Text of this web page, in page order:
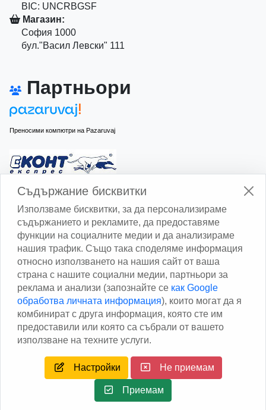
BIC: UNCRBGSF
Магазин:
София 1000
бул."Васил Левски" 111
Партньори
Преносими компютри на Pazaruvaj
Изчисли доставката с Еконт
Изчисли доставката със Спиди
Facebook
Съдържание бисквитки
Използваме бисквитки, за да персонализираме
съдържанието и рекламите, да предоставяме
функции на социалните медии и да анализираме
нашия трафик. Също така споделяме информация
относно използването на нашия сайт от ваша
страна с нашите социални медии, партньори за
реклама и анализи (запознайте се как Google
обработва личната информация), които могат да я
комбинират с друга информация, която сте им
предоставили или която са събрали от вашето
използване на техните услуги.
Настройки Не приемам
Приемам
Copyright © 2013 - 2026Дейтаком ООДAuthor
rights reserved.